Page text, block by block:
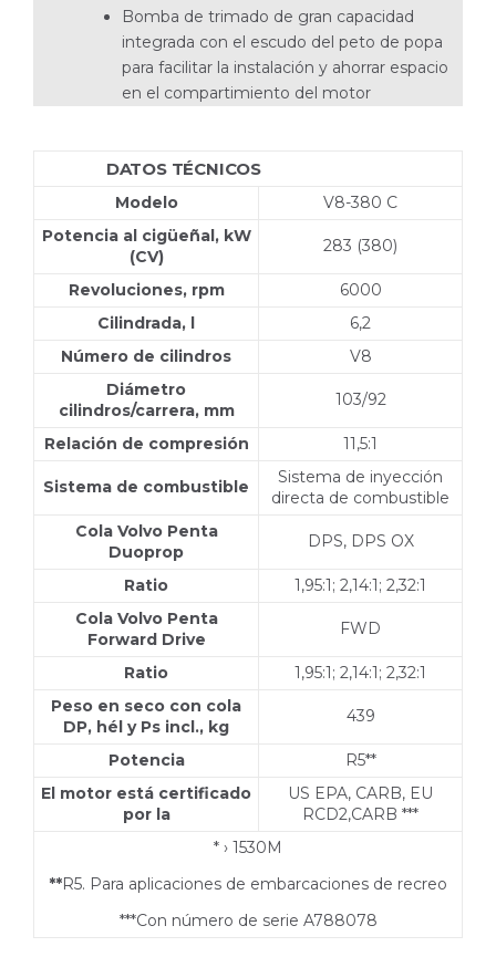
Bomba de trimado de gran capacidad
integrada con el escudo del peto de popa
para facilitar la instalación y ahorrar espacio
en el compartimiento del motor
DATOS TÉCNICOS
Modelo
V8-380 C
Potencia al cigüeñal, kW
(CV)
283 (380)
Revoluciones, rpm
6000
Cilindrada, l
6,2
Número de cilindros
V8
Diámetro
cilindros/carrera, mm
103/92
Relación de compresión 11,5:1
Sistema de combustible
Sistema de inyección
directa de combustible
Cola Volvo Penta
Duoprop
DPS, DPS OX
Ratio
1,95:1; 2,14:1; 2,32:1
Cola Volvo Penta
Forward Drive
FWD
Ratio
1,95:1; 2,14:1; 2,32:1
Peso en seco con cola
DP, hél y Ps incl., kg
439
Potencia
R5**
El motor está certificado
por la
US EPA, CARB, EU
RCD2,CARB ***
* › 1530M
**R5. Para aplicaciones de embarcaciones de recreo
***Con número de serie A788078